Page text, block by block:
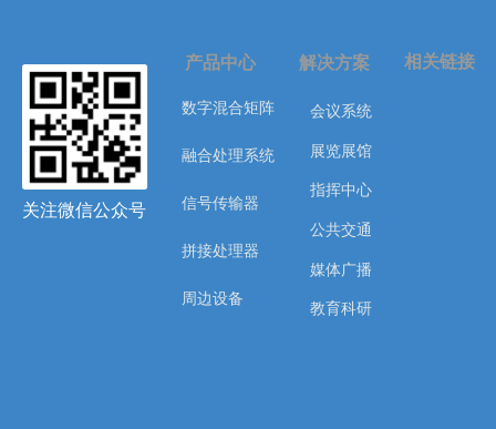
产品中心
数字混合矩阵
融合处理系统
信号传输器
拼接处理器
周边设备
会议系统
展览展馆
指挥中心
公共交通
媒体广播
教育科研
解决方案 相关链接
关注微信公众号